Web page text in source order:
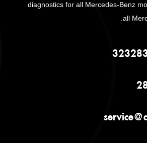
diagnostics for all Mercedes-Benz
all